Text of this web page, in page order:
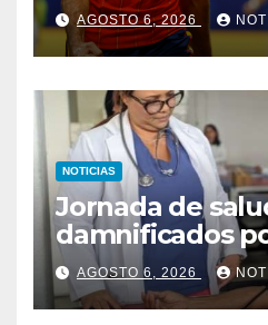
AGOSTO 6, 2026
NOTICIAS
Jornada de
damnificados
Aragua
AGOSTO 6, 2026